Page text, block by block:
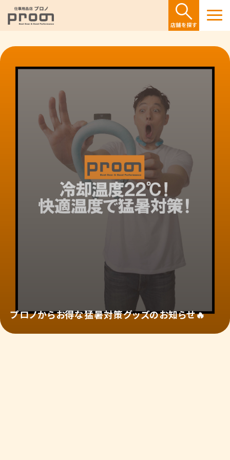
プロノからお得な猛暑対策グッズのお知らせ🔥